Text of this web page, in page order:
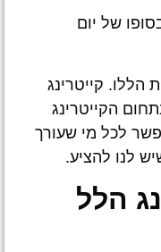
של יום
קייטרינג
הקייטרינג
לכל מי שעורך
לנו להציע.
הלל